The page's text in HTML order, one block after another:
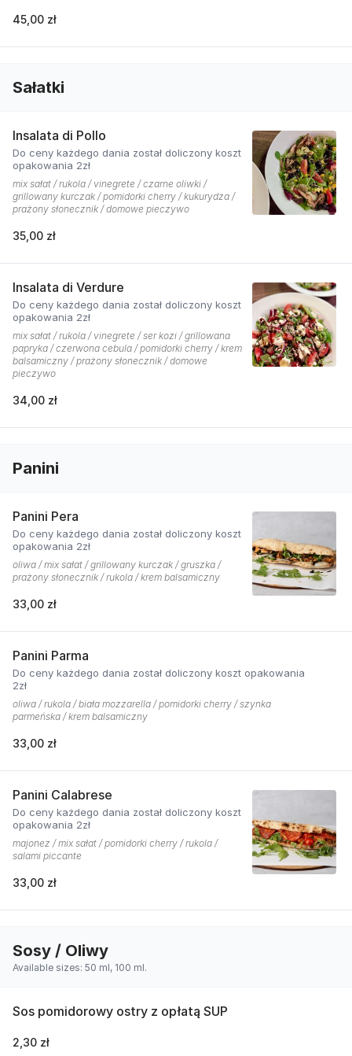
45,00 zł
Sałatki
Insalata di Pollo
Do ceny każdego dania został doliczony koszt
opakowania 2zł
mix sałat / rukola / vinegrete / czarne oliwki /
grillowany kurczak / pomidorki cherry / kukurydza /
prażony słonecznik / domowe pieczywo
35,00 zł
Insalata di Verdure
Do ceny każdego dania został doliczony koszt
opakowania 2zł
mix sałat / rukola / vinegrete / ser kozi / grillowana
papryka / czerwona cebula / pomidorki cherry / krem
balsamiczny / prażony słonecznik / domowe
pieczywo
34,00 zł
Panini
Panini Pera
Do ceny każdego dania został doliczony koszt
opakowania 2zł
oliwa / mix sałat / grillowany kurczak / gruszka /
prażony słonecznik / rukola / krem balsamiczny
33,00 zł
Panini Parma
Do ceny każdego dania został doliczony koszt opakowania
2zł
oliwa / rukola / biała mozzarella / pomidorki cherry / szynka
parmeńska / krem balsamiczny
33,00 zł
Panini Calabrese
Do ceny każdego dania został doliczony koszt
opakowania 2zł
majonez / mix sałat / pomidorki cherry / rukola /
salami piccante
33,00 zł
Sosy / Oliwy
Available sizes: 50 ml, 100 ml.
Sos pomidorowy ostry z opłatą SUP
2,30 zł